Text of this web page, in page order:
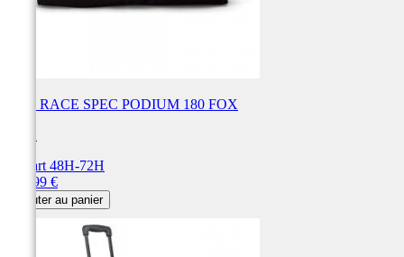
SAC RACE SPEC PODIUM 180 FOX
Départ 48H-72H
154,99 €
Ajouter au panier